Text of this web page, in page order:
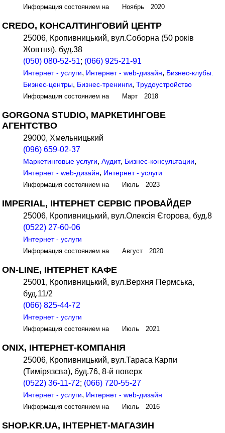
Информация состоянием на Ноябрь 2020
CREDO, КОНСАЛТИНГОВИЙ ЦЕНТР
25006, Кропивницький, вул.Соборна (50 років
Жовтня), буд.38
(050) 080-52-51; (066) 925-21-91
Интернет - услуги, Интернет - web-дизайн, Бизнес-клубы.
Бизнес-центры, Бизнес-тренинги,Трудоустройство
Информация состоянием на Март 2018
GORGONA STUDIO, МАРКЕТИНГОВЕ
АГЕНТСТВО
29000, Хмельницький
(096) 659-02-37
Маркетинговые услуги,Аудит, Бизнес-консультации,
Интернет - web-дизайн, Интернет - услуги
Информация состоянием на Июль 2023
IMPERIAL, ІНТЕРНЕТ СЕРВІС ПРОВАЙДЕР
25006, Кропивницький, вул.Олексія Єгорова, буд.8
(0522) 27-60-06
Интернет - услуги
Информация состоянием на Август 2020
ON-LINE, ІНТЕРНЕТ КАФЕ
25001, Кропивницький, вул.Верхня Пермська,
буд.11/2
(066) 825-44-72
Интернет - услуги
Информация состоянием на Июль 2021
ONIX, ІНТЕРНЕТ-КОМПАНІЯ
25006, Кропивницький, вул.Тараса Карпи
(Тимірязєва), буд.76, 8-й поверх
(0522) 36-11-72; (066) 720-55-27
Интернет - услуги, Интернет - web-дизайн
Информация состоянием на Июль 2016
SHOP.KR.UA, ІНТЕРНЕТ-МАГАЗИН